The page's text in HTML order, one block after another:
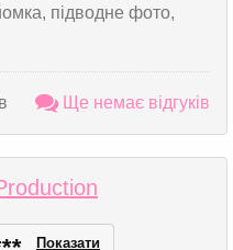
підводне фото,
Ще немає відгуків
Показати